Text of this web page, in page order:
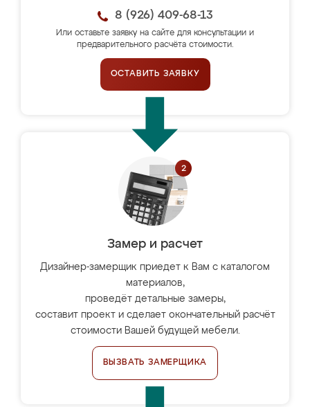
8 (926) 409-68-13
Или оставьте заявку на сайте для консультации и
предварительного расчёта стоимости.
ОСТАВИТЬ ЗАЯВКУ
Замер и расчет
Дизайнер-замерщик приедет к Вам с каталогом
материалов,
проведёт детальные замеры,
составит проект и сделает окончательный расчёт
стоимости Вашей будущей мебели.
ВЫЗВАТЬ ЗАМЕРЩИКА